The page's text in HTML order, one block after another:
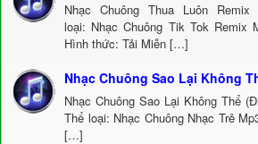
Nhạc Chuông Thua Luôn
loại: Nhạc Chuông Tik Tok Remix
Hình thức: Tải Miễn […]
Nhạc Chuông Sao Lại Không
Nhạc Chuông Sao Lại Không Thể
Thể loại: Nhạc Chuông Nhạc Trẻ
[…]